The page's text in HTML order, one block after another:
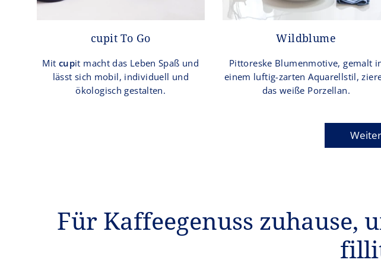
cupit To Go
Mit cupit macht das Leben Spaß und
lässt sich mobil, individuell und
ökologisch gestalten.
Wildblume
Pittoreske Blumenmotive, gemalt
einem luftig-zarten Aquarellstil,
das weiße Porzellan.
Für Kaffeegenuss zuhause,